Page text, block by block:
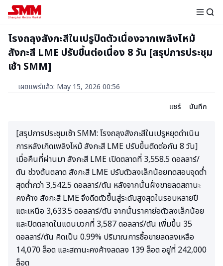
โรงถลุงสังกะสีในเปรูปิดตัวเนื่องจากเพลิงไหม้
สังกะสี LME ปรับขึ้นต่อเนื่อง 8 วัน [สรุปการประชุม
เช้า SMM]
เผยแพร่แล้ว: May 15, 2026 00:56
แชร์
บันทึก
[สรุปการประชุมเช้า SMM: โรงถลุงสังกะสีในเปรูหยุดดำเนิน
การหลังเกิดเพลิงไหม้ สังกะสี LME ปรับขึ้นติดต่อกัน 8 วัน]
เมื่อคืนที่ผ่านมา สังกะสี LME เปิดตลาดที่ 3,558.5 ดอลลาร์/
ตัน ช่วงต้นตลาด สังกะสี LME ปรับตัวลงเล็กน้อยทดสอบจุดต่ำ
สุดต่ำกว่า 3,542.5 ดอลลาร์/ตัน หลังจากนั้นฝั่งขายลดสถานะ
คงค้าง สังกะสี LME จึงดีดตัวขึ้นสู่ระดับสูงสุดในรอบหลายปี
แตะเหนือ 3,633.5 ดอลลาร์/ตัน จากนั้นราคาย่อตัวลงเล็กน้อย
และปิดตลาดในแดนบวกที่ 3,587 ดอลลาร์/ตัน เพิ่มขึ้น 35
ดอลลาร์/ตัน คิดเป็น 0.99% ปริมาณการซื้อขายลดลงเหลือ
14,070 ล็อต และสถานะคงค้างลดลง 139 ล็อต อยู่ที่ 242,000
ล็อต